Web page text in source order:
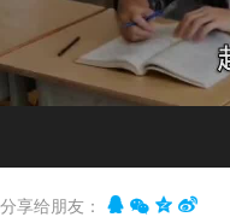
分享给朋友：